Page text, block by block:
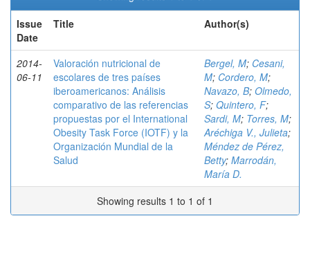
Issue
Date
Title Author(s)
2014-
06-11
Valoración nutricional de
escolares de tres países
iberoamericanos: Análisis
comparativo de las referencias
propuestas por el International
Obesity Task Force (IOTF) y la
Organización Mundial de la
Salud
Bergel, M; Cesani,
M; Cordero, M;
Navazo, B; Olmedo,
S; Quintero, F;
Sardi, M; Torres, M;
Aréchiga V., Julieta;
Méndez de Pérez,
Betty; Marrodán,
María D.
Showing results 1 to 1 of 1